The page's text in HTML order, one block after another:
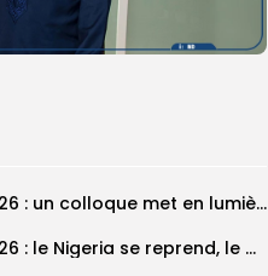
Grand Magal 2026 : un colloque met en lumière la portée universelle...
‎CAN féminine 2026 : le Nigeria se reprend, le Malawi surprend encore...